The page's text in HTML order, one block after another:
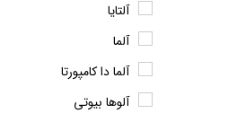
آلتایا
آلما
آلما دا کامپورتا
آلوها بیوتی